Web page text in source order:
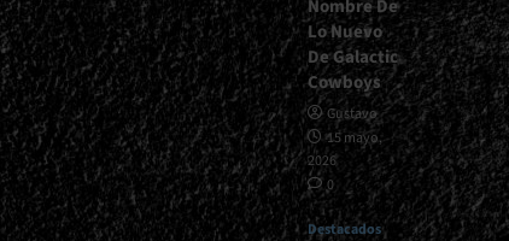
Nombre De
Lo Nuevo
De Galactic
Cowboys
Gustavo
15 mayo,
2026
0
Destacados